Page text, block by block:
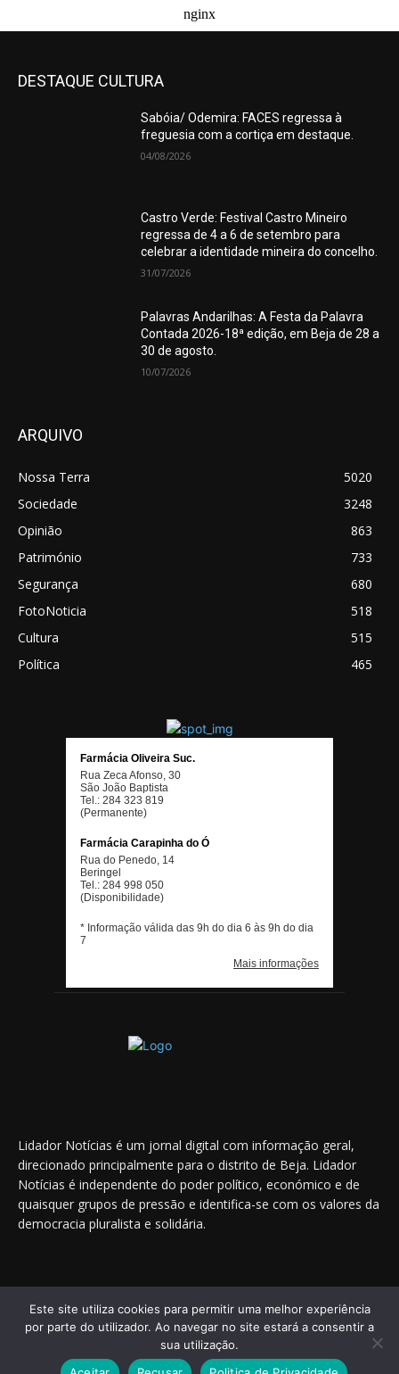
DESTAQUE CULTURA
Sabóia/ Odemira: FACES regressa à
freguesia com a cortiça em destaque.
04/08/2026
Castro Verde: Festival Castro Mineiro
regressa de 4 a 6 de setembro para
celebrar a identidade mineira do concelho.
31/07/2026
Palavras Andarilhas: A Festa da Palavra
Contada 2026-18ª edição, em Beja de 28 a
30 de agosto.
10/07/2026
ARQUIVO
Nossa Terra
5020
Sociedade
3248
Opinião
863
Património
733
Segurança
680
FotoNoticia
518
Cultura
515
Política
465
Lidador Notícias é um jornal digital com informação geral,
direcionado principalmente para o distrito de Beja. Lidador
Notícias é independente do poder político, económico e de
quaisquer grupos de pressão e identifica-se com os valores da
democracia pluralista e solidária.
Este site utiliza cookies para permitir uma melhor experiência
por parte do utilizador. Ao navegar no site estará a consentir a
sua utilização.